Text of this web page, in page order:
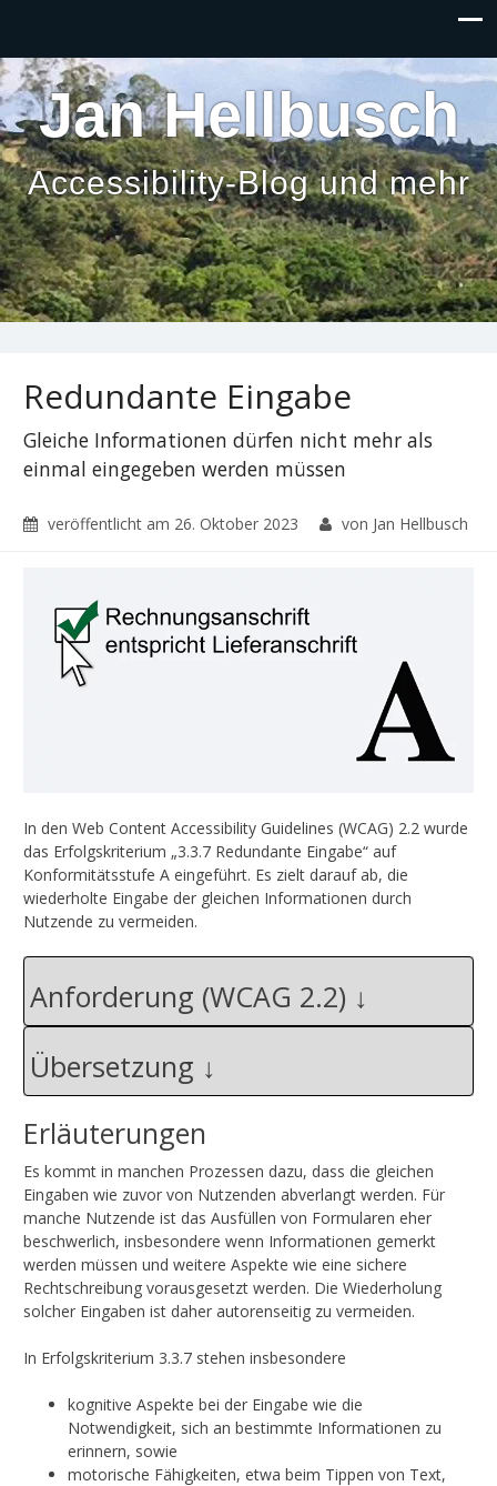
Jan Hellbusch
Accessibility-Blog und mehr
Redundante Eingabe
Gleiche Informationen dürfen nicht mehr als
einmal eingegeben werden müssen
veröffentlicht am 26. Oktober 2023 von Jan Hellbusch
In den Web Content Accessibility Guidelines (WCAG) 2.2 wurde
das Erfolgskriterium „3.3.7 Redundante Eingabe“ auf
Konformitätsstufe A eingeführt. Es zielt darauf ab, die
wiederholte Eingabe der gleichen Informationen durch
Nutzende zu vermeiden.
Anforderung (WCAG 2.2)
Übersetzung
Erläuterungen
Es kommt in manchen Prozessen dazu, dass die gleichen
Eingaben wie zuvor von Nutzenden abverlangt werden. Für
manche Nutzende ist das Ausfüllen von Formularen eher
beschwerlich, insbesondere wenn Informationen gemerkt
werden müssen und weitere Aspekte wie eine sichere
Rechtschreibung vorausgesetzt werden. Die Wiederholung
solcher Eingaben ist daher autorenseitig zu vermeiden.
In Erfolgskriterium 3.3.7 stehen insbesondere
kognitive Aspekte bei der Eingabe wie die
Notwendigkeit, sich an bestimmte Informationen zu
erinnern, sowie
motorische Fähigkeiten, etwa beim Tippen von Text,